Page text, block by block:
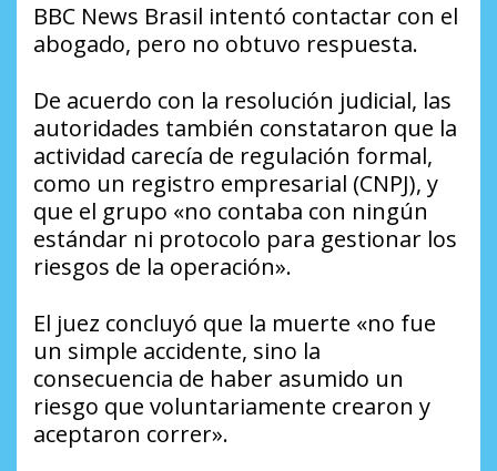
BBC News Brasil intentó contactar con el
abogado, pero no obtuvo respuesta.
De acuerdo con la resolución judicial, las
autoridades también constataron que la
actividad carecía de regulación formal,
como un registro empresarial (CNPJ), y
que el grupo «no contaba con ningún
estándar ni protocolo para gestionar los
riesgos de la operación».
El juez concluyó que la muerte «no fue
un simple accidente, sino la
consecuencia de haber asumido un
riesgo que voluntariamente crearon y
aceptaron correr».